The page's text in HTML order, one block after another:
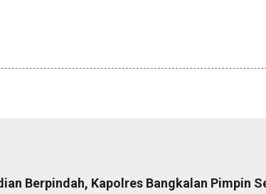
Berpindah, Kapolres Bangkalan Pimpin